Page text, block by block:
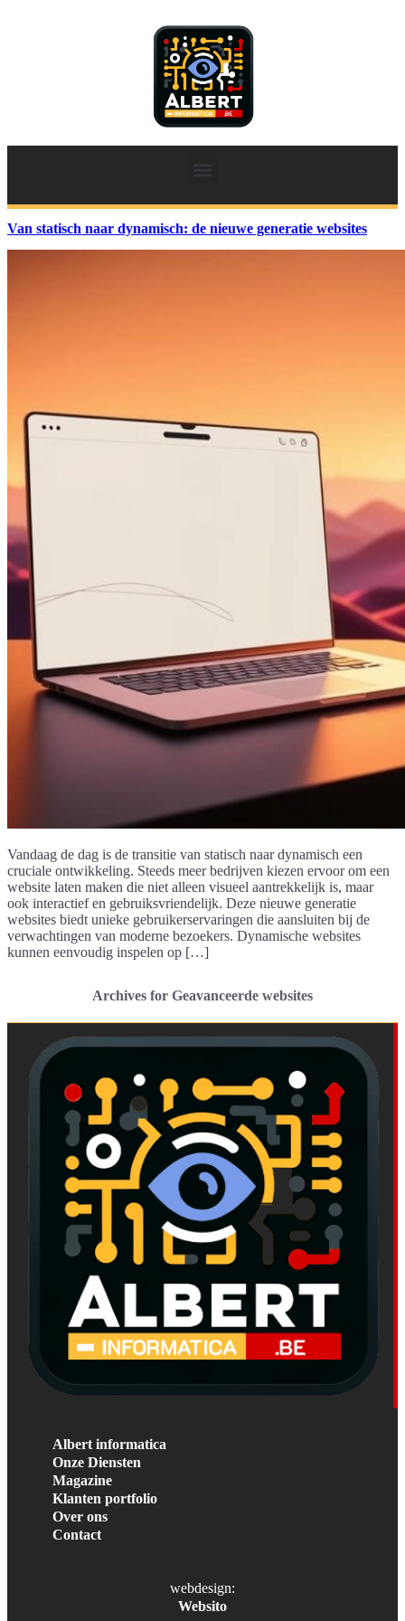
Van statisch naar dynamisch: de nieuwe generatie websites
Vandaag de dag is de transitie van statisch naar dynamisch een
cruciale ontwikkeling. Steeds meer bedrijven kiezen ervoor om een
website laten maken die niet alleen visueel aantrekkelijk is, maar
ook interactief en gebruiksvriendelijk. Deze nieuwe generatie
websites biedt unieke gebruikerservaringen die aansluiten bij de
verwachtingen van moderne bezoekers. Dynamische websites
kunnen eenvoudig inspelen op […]
Archives for Geavanceerde websites
Albert informatica
Onze Diensten
Magazine
Klanten portfolio
Over ons
Contact
webdesign:
Websito